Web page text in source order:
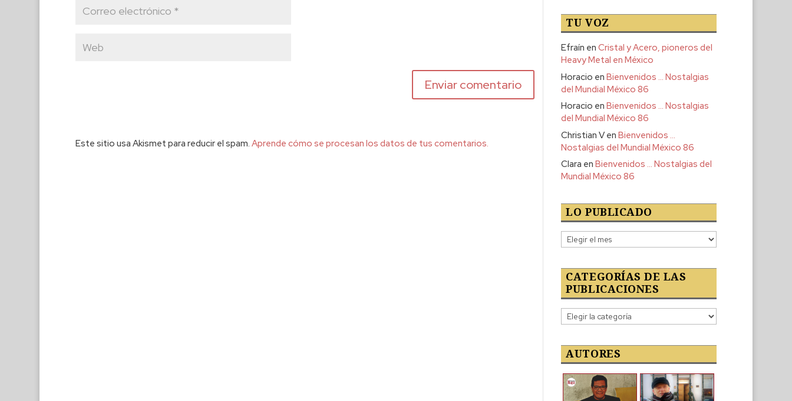
Este sitio usa Akismet para reducir el spam. Aprende cómo se procesan los datos de tus comentarios.
TU VOZ
Efraín enCristal y Acero, pioneros del
Heavy Metal en México
Horacio enBienvenidos … Nostalgias
del Mundial México 86
Horacio enBienvenidos … Nostalgias
del Mundial México 86
Christian VenBienvenidos …
Nostalgias del Mundial México 86
Clara enBienvenidos … Nostalgias del
Mundial México 86
LO PUBLICADO
Lo
publicado
CATEGORÍAS DE LAS
PUBLICACIONES
Categorías
de
publicaciones
AUTORES